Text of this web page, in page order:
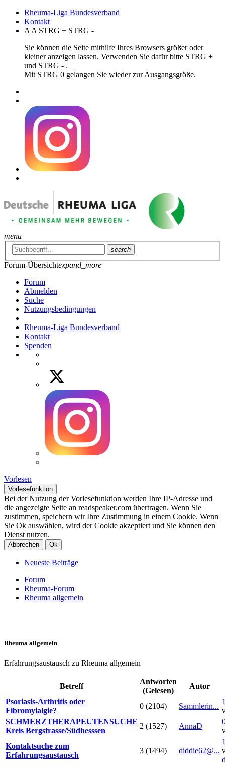
Rheuma-Liga Bundesverband
Kontakt
A A STRG + STRG -
Sie können die Seite mithilfe Ihres Browsers größer oder
kleiner anzeigen lassen. Verwenden Sie dafür bitte STRG +
und STRG - .
Mit STRG 0 gelangen Sie wieder zur Ausgangsgröße.
menu
search
Forum-Übersichtexpand_more
Forum
Abmelden
Suche
Nutzungsbedingungen
Rheuma-Liga Bundesverband
Kontakt
Spenden
Vorlesen
Vorlesefunktion
Bei der Nutzung der Vorlesefunktion werden Ihre IP-Adresse und
die angezeigte Seite an readspeaker.com übertragen. Wenn Sie
zustimmen, speichern wir Ihre Zustimmung in einem Cookie. Wenn
Sie Ok auswählen, wird der Cookie akzeptiert und Sie können den
Dienst nutzen.
Abbrechen Ok
Neueste Beiträge
Forum
Rheuma-Forum
Rheuma allgemein
Rheuma allgemein
Erfahrungsaustausch zu Rheuma allgemein
Betreff
Antworten
(Gelesen)
Autor
Psoriasis-Arthritis oder
Fibromyialgie?
0 (2104) Sammlerin...
SCHMERZTHERAPEUTENSUCHE
Kreis Bergstrasse/Südhesssen
2 (1527) AnnaD
Kontaktsuche zum
Erfahrungsaustausch
3 (1494) diddie62@...